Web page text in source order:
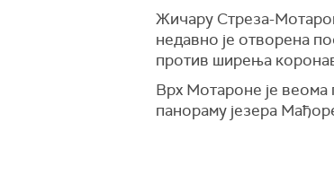
Жичару Стреза-
недавно је отворена
против ширења
Врх Мотароне је веома
панораму језера